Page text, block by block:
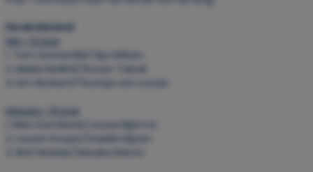
De eindstand:
Mix < 13 jaar
1. Tom Sonneville/ Gijs Dikken
2. Mieke Mollink/ Rosan Tabak
3. Kim Borkent/ Floortje van Losser
Meisjes < 15 jaar
1. Elles Dambrink/ Louise Bijlsma
2. Lauren Koops/ Daielle Klijsen
3. Britt Mulder/ Maaike Reints